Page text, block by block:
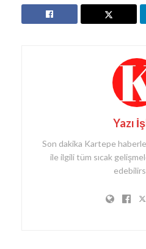
Yazı
Son dakika Kartepe
ile ilgili tüm sıcak